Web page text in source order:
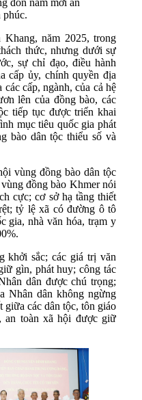
phúc.
năm 2025, trong
thức, nhưng dưới sự
sự chỉ đạo, điều hành
cấp ủy, chính quyền địa
cấp, ngành, của cả hệ
lên của đồng bào, các
tiếp tục được triển khai
mục tiêu quốc gia phát
bào dân tộc thiểu số và
vùng đồng bào dân tộc
đồng bào Khmer nói
cực; cơ sở hạ tầng thiết
tỷ lệ xã có đường ô tô
gia, nhà văn hóa, trạm y
khởi sắc; các giá trị văn
gìn, phát huy; công tác
dân được chú trọng;
Nhân dân không ngừng
giữa các dân tộc, tôn giáo
an toàn xã hội được giữ